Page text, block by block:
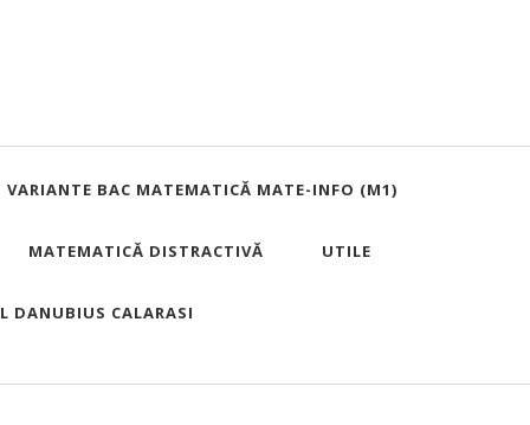
VARIANTE BAC MATEMATICĂ MATE-INFO (M1)
MATEMATICĂ DISTRACTIVĂ UTILE
DANUBIUS CALARASI